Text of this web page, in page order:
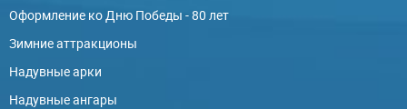
Оформление ко Дню Победы - 80 лет
Зимние аттракционы
Надувные арки
Надувные ангары